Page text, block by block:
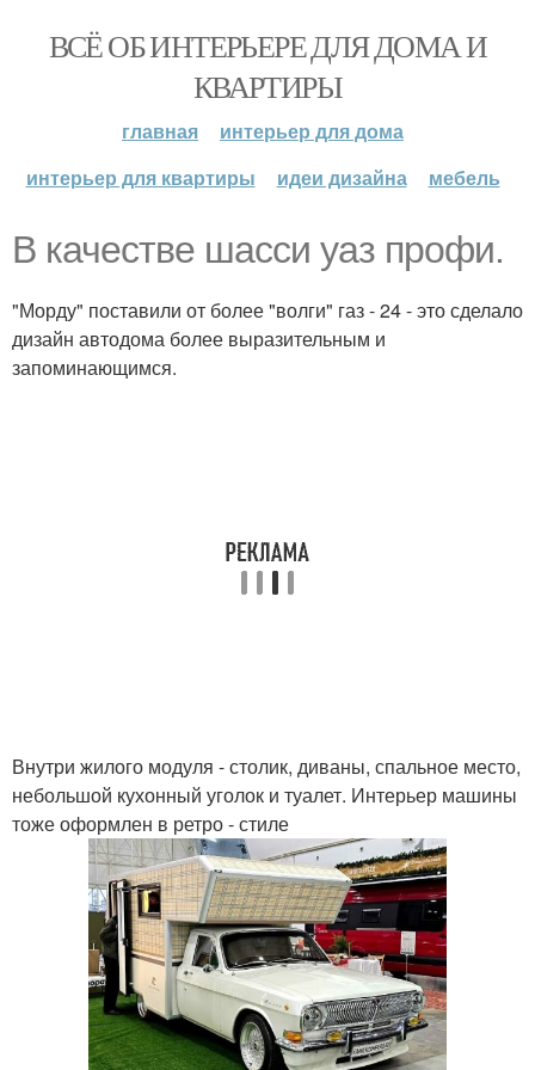
ВСЁ ОБ ИНТЕРЬЕРЕ ДЛЯ ДОМА И
КВАРТИРЫ
главная
интерьер для дома
интерьер для квартиры
идеи дизайна мебель
В качестве шасси уаз профи.
"Морду" поставили от более "волги" газ - 24 - это сделало
дизайн автодома более выразительным и
запоминающимся.
Внутри жилого модуля - столик, диваны, спальное место,
небольшой кухонный уголок и туалет. Интерьер машины
тоже оформлен в ретро - стиле